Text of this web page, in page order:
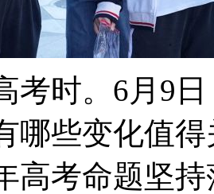
考时。6月9
哪些变化值
高考命题坚